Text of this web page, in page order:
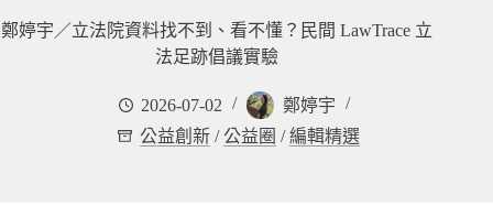
容
鄭婷宇／立法院資料找不到、看不懂？民間 LawTrace 立
法足跡倡議實驗
2026-07-02
鄭婷宇
公益創新 /公益圈 /編輯精選